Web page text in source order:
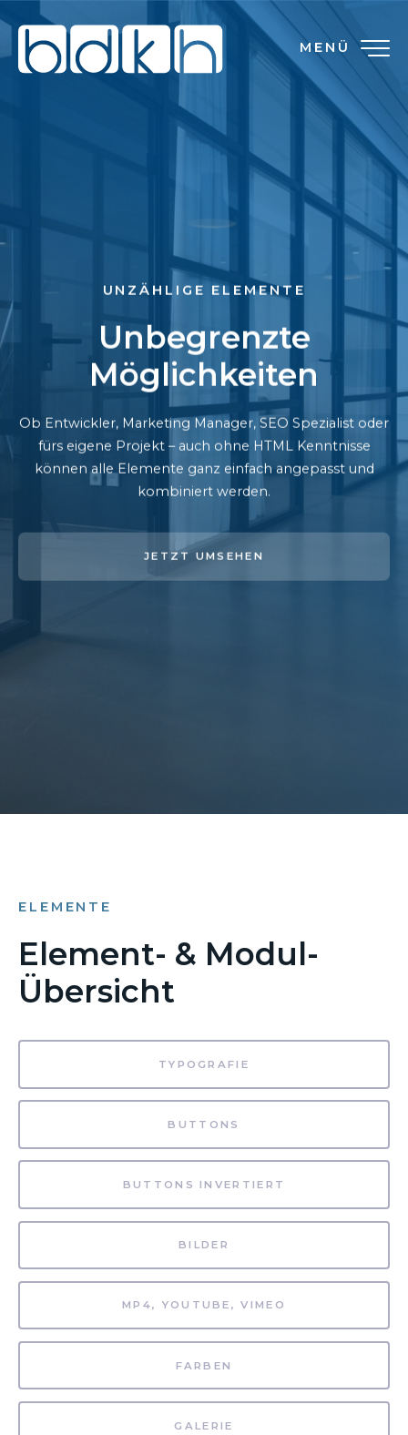
MENÜ
UNZÄHLIGE ELEMENTE
Unbegrenzte
Möglichkeiten
Ob Entwickler, Marketing Manager, SEO Spezialist oder
fürs eigene Projekt – auch ohne HTML Kenntnisse
können alle Elemente ganz einfach angepasst und
kombiniert werden.
JETZT UMSEHEN
ELEMENTE
Element- & Modul-
Übersicht
TYPOGRAFIE
BUTTONS
BUTTONS INVERTIERT
BILDER
MP4, YOUTUBE, VIMEO
FARBEN
GALERIE